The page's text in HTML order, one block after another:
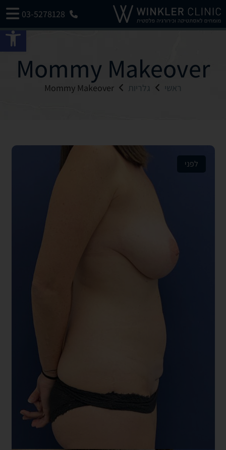
03-5278128
Mommy Makeover
ראשי גלריות Mommy Makeover